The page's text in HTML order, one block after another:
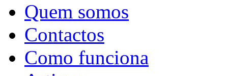
Quem somos
Contactos
Como funciona